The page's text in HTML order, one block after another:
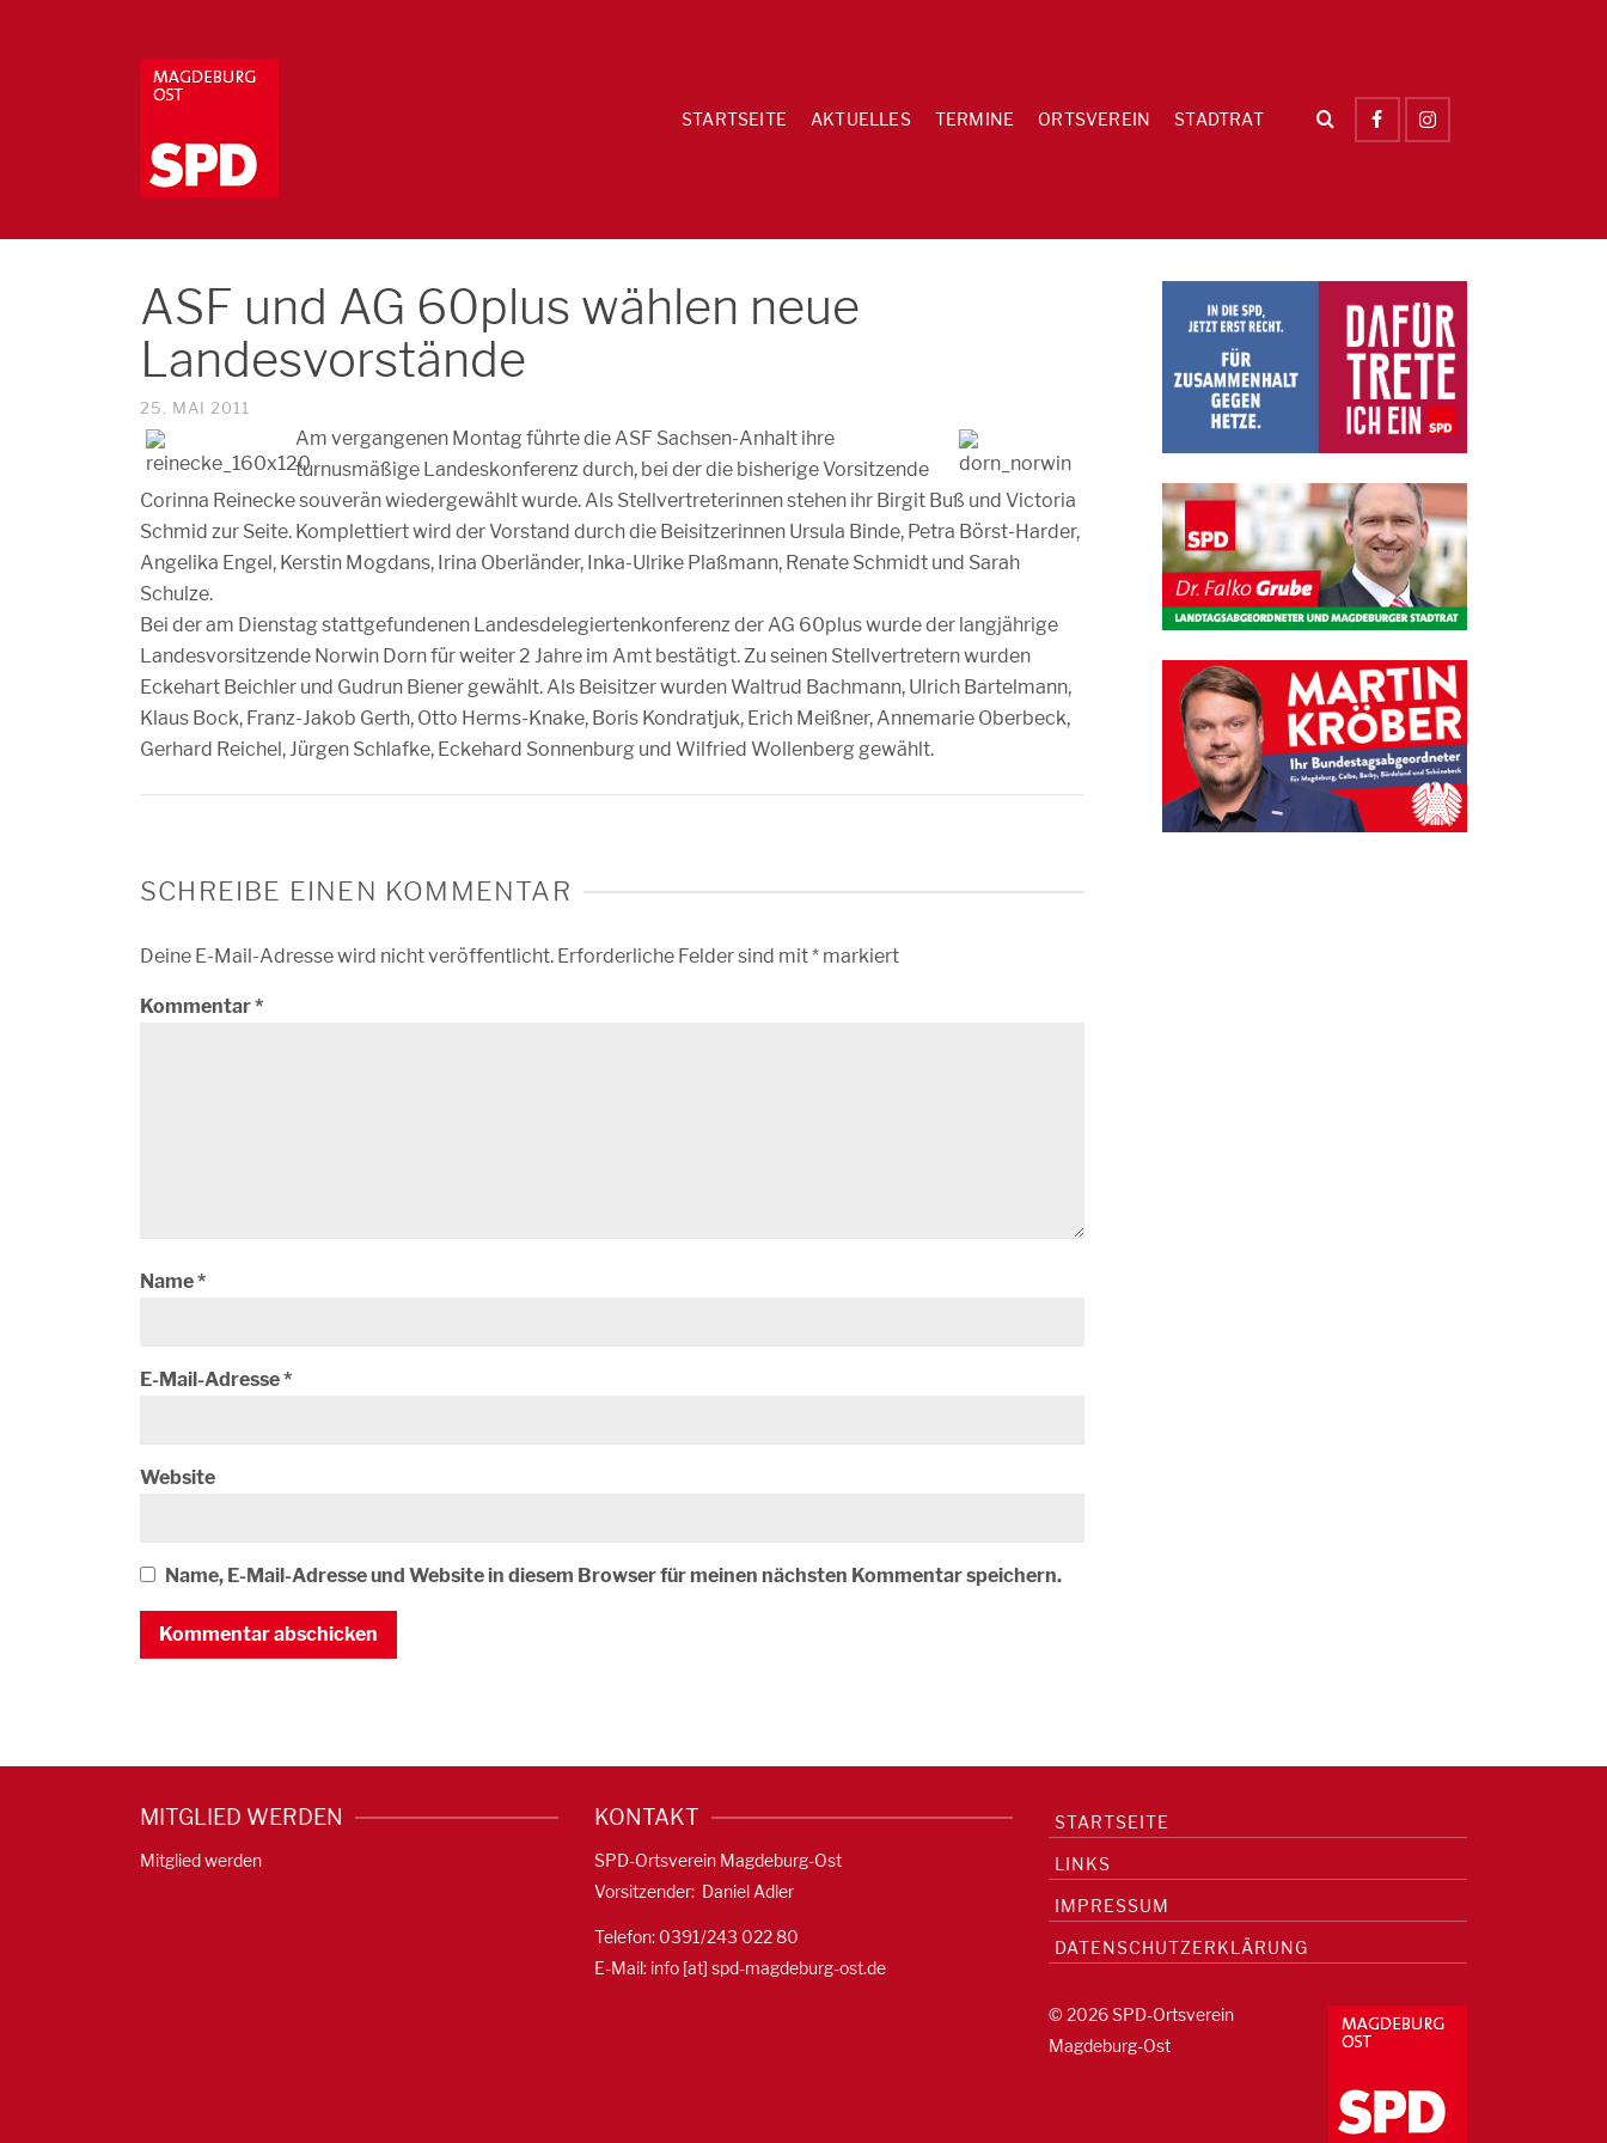
STARTSEITE AKTUELLES TERMINE ORTSVEREIN STADTRAT
ASF und AG 60plus wählen neue
Landesvorstände
25. MAI 2011
Am vergangenen Montag führte die ASF Sachsen-Anhalt ihre
turnusmäßige Landeskonferenz durch, bei der die bisherige Vorsitzende
Corinna Reinecke souverän wiedergewählt wurde. Als Stellvertreterinnen stehen ihr Birgit Buß und Victoria
Schmid zur Seite. Komplettiert wird der Vorstand durch die Beisitzerinnen Ursula Binde, Petra Börst-Harder,
Angelika Engel, Kerstin Mogdans, Irina Oberländer, Inka-Ulrike Plaßmann, Renate Schmidt und Sarah
Schulze.
Bei der am Dienstag stattgefundenen Landesdelegiertenkonferenz der AG 60plus wurde der langjährige
Landesvorsitzende Norwin Dorn für weiter 2 Jahre im Amt bestätigt. Zu seinen Stellvertretern wurden
Eckehart Beichler und Gudrun Biener gewählt. Als Beisitzer wurden Waltrud Bachmann, Ulrich Bartelmann,
Klaus Bock, Franz-Jakob Gerth, Otto Herms-Knake, Boris Kondratjuk, Erich Meißner, Annemarie Oberbeck,
Gerhard Reichel, Jürgen Schlafke, Eckehard Sonnenburg und Wilfried Wollenberg gewählt.
SCHREIBE EINEN KOMMENTAR
Deine E-Mail-Adresse wird nicht veröffentlicht. Erforderliche Felder sind mit* markiert
Kommentar*
Name*
E-Mail-Adresse*
Website
Name, E-Mail-Adresse und Website in diesem Browser für meinen nächsten Kommentar speichern.
MITGLIED WERDEN
Mitglied werden
KONTAKT
SPD-Ortsverein Magdeburg-Ost
Vorsitzender: Daniel Adler
Telefon: 0391/243 022 80
E-Mail: info [at] spd-magdeburg-ost.de
STARTSEITE
LINKS
IMPRESSUM
DATENSCHUTZERKLÄRUNG
© 2026 SPD-Ortsverein
Magdeburg-Ost